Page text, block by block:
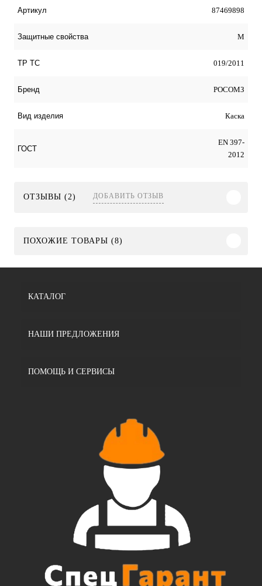
Артикул 87469898
Защитные свойства М
ТР ТС 019/2011
Бренд РОСОМЗ
Вид изделия Каска
ГОСТ
EN 397-
2012
ОТЗЫВЫ (2) ДОБАВИТЬ ОТЗЫВ
ПОХОЖИЕ ТОВАРЫ (8)
КАТАЛОГ
НАШИ ПРЕДЛОЖЕНИЯ
ПОМОЩЬ И СЕРВИСЫ